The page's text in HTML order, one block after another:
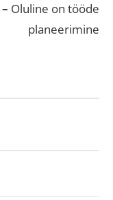
– Oluline on tööde
planeerimine